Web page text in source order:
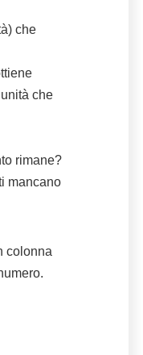
che
che
rimane?
mancano
colonna